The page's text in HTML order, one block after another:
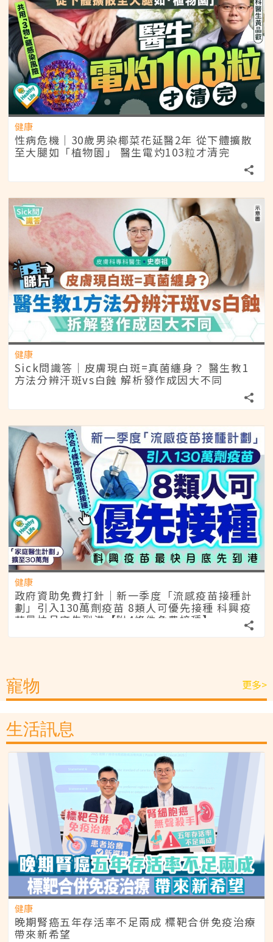
健康
性病危機｜30歲男染椰菜花延醫2年 從下體擴散
至大腿如「植物園」 醫生電灼103粒才清完
健康
Sick問識答｜皮膚現白斑=真菌纏身？ 醫生教1
方法分辨汗斑vs白蝕 解析發作成因大不同
健康
政府資助免費打針｜新一季度「流感疫苗接種計
劃」引入130萬劑疫苗 8類人可優先接種 科興疫
苗最快月底先到港【附4條件免費接種】
寵物 更多>
生活訊息
健康
晚期腎癌五年存活率不足兩成 標靶合併免疫治療
帶來新希望